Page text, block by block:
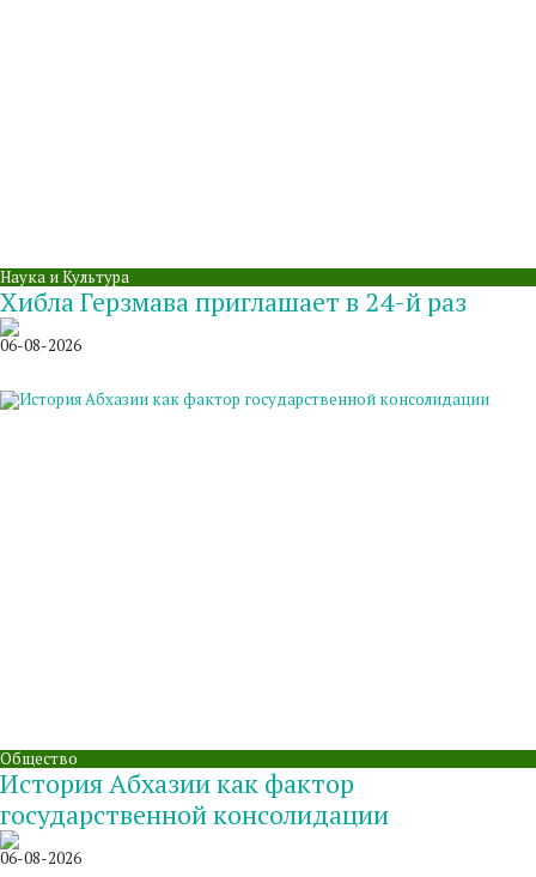
Наука и Культура
Хибла Герзмава приглашает в 24-й раз
06-08-2026
Общество
История Абхазии как фактор
государственной консолидации
06-08-2026